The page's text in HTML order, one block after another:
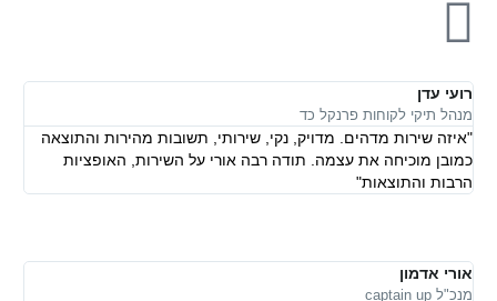
רועי עדן
מנהל תיקי לקוחות פרנקל כד
"איזה שירות מדהים. מדויק, נקי, שירותי, תשובות מהירות והתוצאה
כמובן מוכיחה את עצמה. תודה רבה אורי על השירות, האופציות
הרבות והתוצאות"
אורי אדמון
מנכ"ל captain up